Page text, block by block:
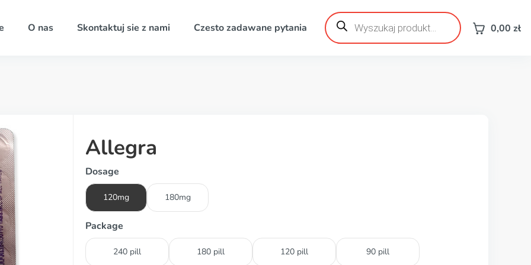
O nas Skontaktuj sie z nami Czesto zadawane pytania
Wyszukiwarka
produktów 0,00 zł
Allegra
Dosage
120mg 180mg
Package
240 pill 180 pill 120 pill 90 pill